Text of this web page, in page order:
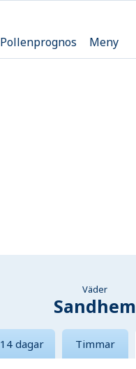
Pollenprognos Meny
Väder
Sandhem
14 dagar Timmar